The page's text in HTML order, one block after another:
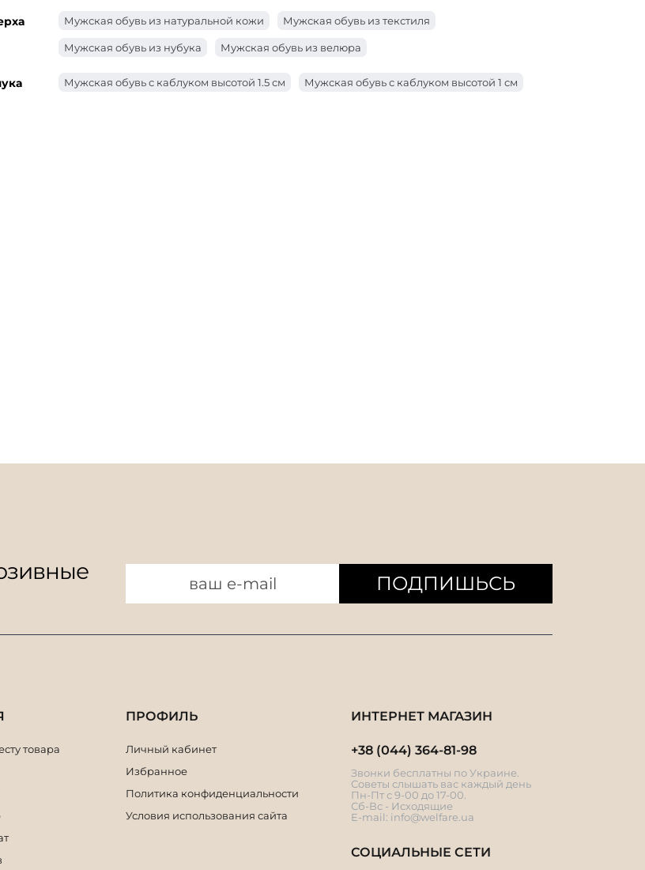
Мужская обувь из натуральной кожи Мужская обувь из текстиля
Мужская обувь из нубука Мужская обувь из велюра
Мужская обувь с каблуком высотой 1.5 см Мужская обувь с каблуком высотой 1 см
ПОДПИШЬСЬ
товара
ПРОФИЛЬ
Личный кабинет
Избранное
Политика конфиденциальности
Условия использования сайта
ИНТЕРНЕТ МАГАЗИН
+38 (044) 364-81-98
Звонки бесплатны по Украине.
Советы слышать вас каждый день
Пн-Пт с 9-00 до 17-00.
Сб-Вс - Исходящие
E-mail: info@welfare.ua
СОЦИАЛЬНЫЕ СЕТИ